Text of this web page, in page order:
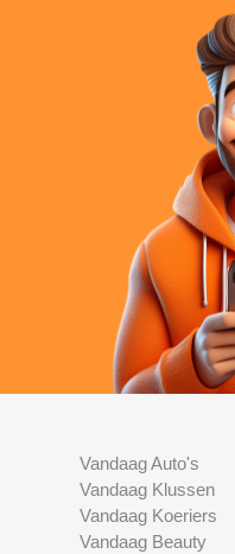
Vandaag Auto's
Vandaag Klussen
Vandaag Koeriers
Vandaag Beauty